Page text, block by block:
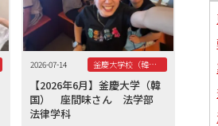
2026-07-14 釜慶大学校（韓国）
【2026年6月】釜慶大学（韓
国） 座間味さん 法学部
法律学科